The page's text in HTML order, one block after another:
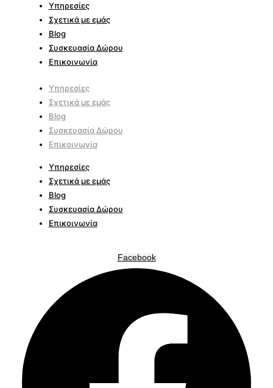
Υπηρεσίες
Σχετικά με εμάς
Blog
Συσκευασία Δώρου
Επικοινωνία
Υπηρεσίες
Σχετικά με εμάς
Blog
Συσκευασία Δώρου
Επικοινωνία
Υπηρεσίες
Σχετικά με εμάς
Blog
Συσκευασία Δώρου
Επικοινωνία
Facebook